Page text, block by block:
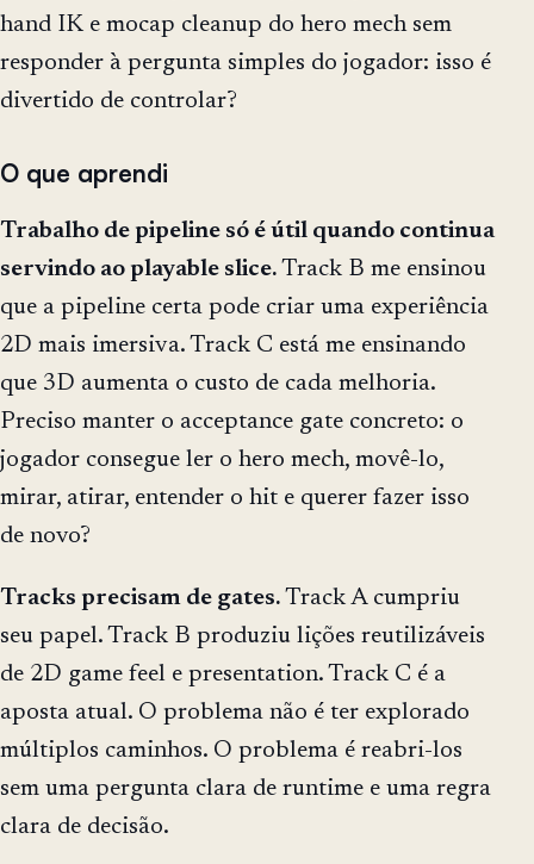
hand IK e mocap cleanup do hero mech sem
responder à pergunta simples do jogador: isso é
divertido de controlar?
O que aprendi
Trabalho de pipeline só é útil quando continua
servindo ao playable slice. Track B me ensinou
que a pipeline certa pode criar uma experiência
2D mais imersiva. Track C está me ensinando
que 3D aumenta o custo de cada melhoria.
Preciso manter o acceptance gate concreto: o
jogador consegue ler o hero mech, movê-lo,
mirar, atirar, entender o hit e querer fazer isso
de novo?
Tracks precisam de gates. Track A cumpriu
seu papel. Track B produziu lições reutilizáveis
de 2D game feel e presentation. Track C é a
aposta atual. O problema não é ter explorado
múltiplos caminhos. O problema é reabri-los
sem uma pergunta clara de runtime e uma regra
clara de decisão.